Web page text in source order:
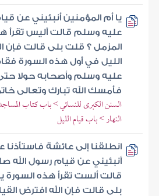
يا أم المؤمنين أنبئيني عن
عليه وسلم قالت أليس تقرأ
المزمل ؟ قلت بلى قالت فإن
الليل في أول هذه السورة
عليه وسلم وأصحابه حولا
فأمسك الله تبارك وتعالى
السنن الكبرى للنسائي > باب كتاب
النهار > باب قيام الليل
انطلقنا إلى عائشة
أنبئيني عن قيام رسول الله
قالت ألست تقرأ هذه السورة
بلى قالت فإن الله افترض